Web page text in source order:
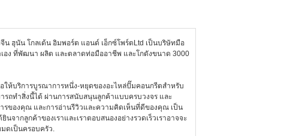
ฮุนัน โกลเด้น อิมพอร์ต แอนด์ เอ็กซ์โพร์ตLtd เป็นบริษัทมือ
อง ที่พัฒนา ผลิต และตลาดท่อมืออาชีพ และโกดังขนาด 3000
ห้บริการบูรณาการหนึ่ง-หยุดของอะไหล่ปั๊มคอนกรีตสําหรับ
ถทําสิ่งนี้ได้ ผ่านการสนับสนุนลูกค้าแบบครบวงจร และ
ของคุณ และการอ่านรีวิวและความคิดเห็นที่ดีของคุณ เป็น
จากลูกค้าของเราและเราตอบสนองอย่างรวดเร็วเราอาจจะ
ดเป็นครอบครัว.